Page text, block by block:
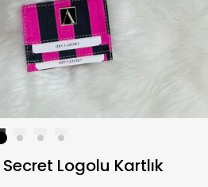
2 3 4
Logolu Kartlık